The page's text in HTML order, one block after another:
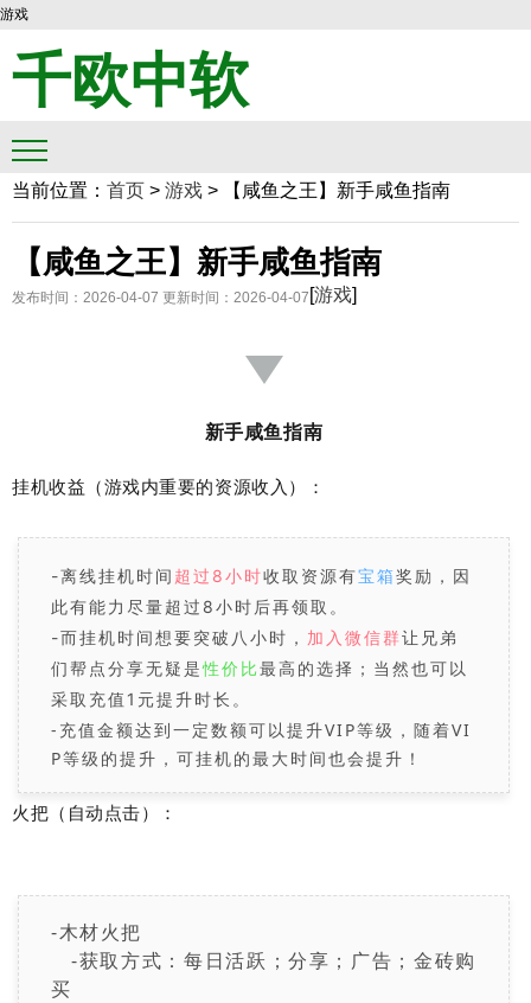
游戏
千欧中软
当前位置： 首页 > 游戏 > 【咸鱼之王】新手咸鱼指南
【咸鱼之王】新手咸鱼指南
发布时间：2026-04-07 更新时间：2026-04-07 [游戏]
新手咸鱼指南
挂机收益（游戏内重要的资源收入）：
-离线挂机时间 超过8小时收取资源有宝箱奖励，因
此有能力尽量超过8小时后再领取。
-而挂机时间想要突破八小时， 加入微信群让兄弟
们帮点分享无疑是性价比最高的选择；当然也可以
采取充值1元提升时长。
-充值金额达到一定数额可以提升VIP等级，随着VI
P等级的提升，可挂机的最大时间也会提升！
火把（自动点击）：
-木材火把
-获取方式：每日活跃；分享；广告；金砖购
买